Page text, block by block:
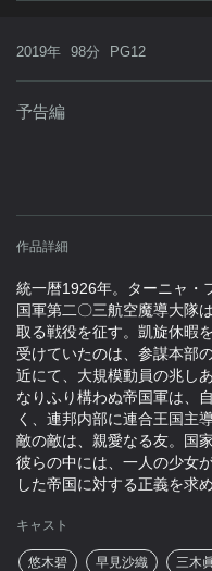
2019年 98分 PG12
予告編
作品詳細
統一暦1926年。ターニャ・
国軍第二〇三航空魔導大隊
取る戦役を征す。凱旋休暇
受けていたのは、参謀本部
近にて、大規模動員の兆し
なりふり構わぬ帝国軍は、
く、連邦内部に連合王国主
敵の敵は、親愛なる友。国
彼らの中には、一人の少女
した帝国に対する正義を求
キャスト
悠木碧 早見沙織 三木